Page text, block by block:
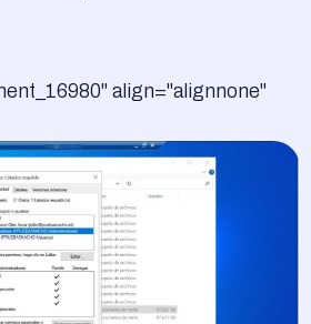
align="alignnone"